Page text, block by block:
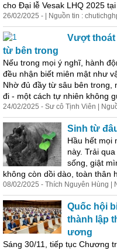
cho Đại lễ Vesak LHQ 2025
26/02/2025 - | Nguồn tin :
Vượt thoát
từ bên trong
Nếu trong mọi ý nghĩ, hành
đều nhận biết miên mật như
Nhờ đủ đầy từ sâu bên trong,
đi - một cách tự nhiên không
24/02/2025 - Sư cô Tịnh Viên |
Sinh từ
Hầu hết mọi
này. Trải
sống, giật
không còn dồi dào, toàn thân
08/02/2025 - Thích Nguyên Hùng |
Quốc hội
thành lập
ương
Sáng 30/11, tiếp tục Chương